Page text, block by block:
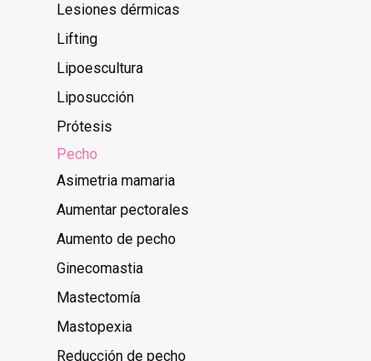
Lesiones dérmicas
Lifting
Lipoescultura
Liposucción
Prótesis
Pecho
Asimetria mamaria
Aumentar pectorales
Aumento de pecho
Ginecomastia
Mastectomía
Mastopexia
Reducción de pecho